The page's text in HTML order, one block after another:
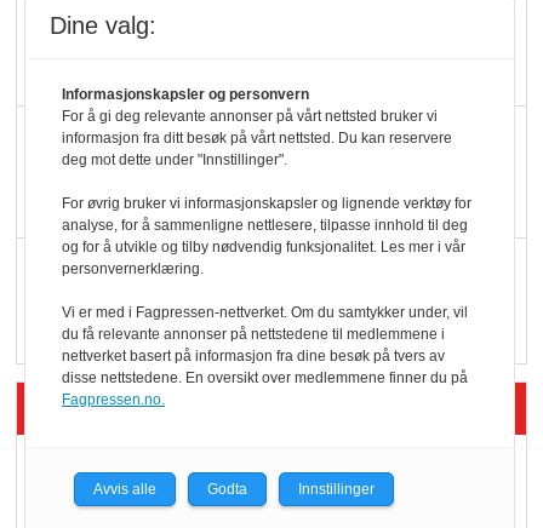
KBS-bransjen i
endring: Stadig større
serveringstilbud
Vokser med ferdigmat
i dagligvare
Siste artikler - Butikk i praksis
Rema-flaggskip
dundrer videre
Dine valg:
Informasjonskapsler og personvern
For å gi deg relevante annonser på vårt nettsted bruker vi
informasjon fra ditt besøk på vårt nettsted. Du kan reservere
deg mot dette under "Innstillinger".
For øvrig bruker vi informasjonskapsler og lignende verktøy for
analyse, for å sammenligne nettlesere, tilpasse innhold til deg
og for å utvikle og tilby nødvendig funksjonalitet. Les mer i vår
personvernerklæring.
Vi er med i Fagpressen-nettverket. Om du samtykker under, vil
du få relevante annonser på nettstedene til medlemmene i
nettverket basert på informasjon fra dine besøk på tvers av
disse nettstedene. En oversikt over medlemmene finner du på
Fagpressen.no.
Avvis alle Godta Innstillinger